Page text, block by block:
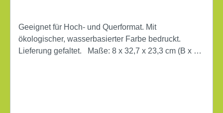
Geeignet für Hoch- und Querformat. Mit
ökologischer, wasserbasierter Farbe bedruckt.
Lieferung gefaltet. Maße: 8 x 32,7 x 23,3 cm (B x H